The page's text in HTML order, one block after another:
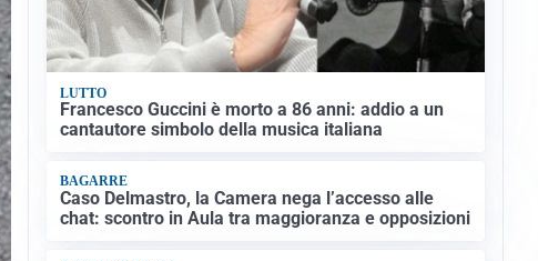
LUTTO
Francesco Guccini è morto a 86 anni: addio a un
cantautore simbolo della musica italiana
BAGARRE
Caso Delmastro, la Camera nega l’accesso alle
chat: scontro in Aula tra maggioranza e opposizioni